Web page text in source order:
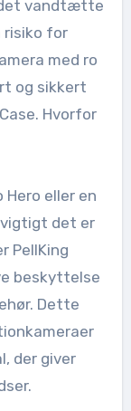
det vandtætte
for
med ro
og sikkert
Hvorfor
Hero eller en
vigtigt det er
PellKing
beskyttelse
Dette
der giver